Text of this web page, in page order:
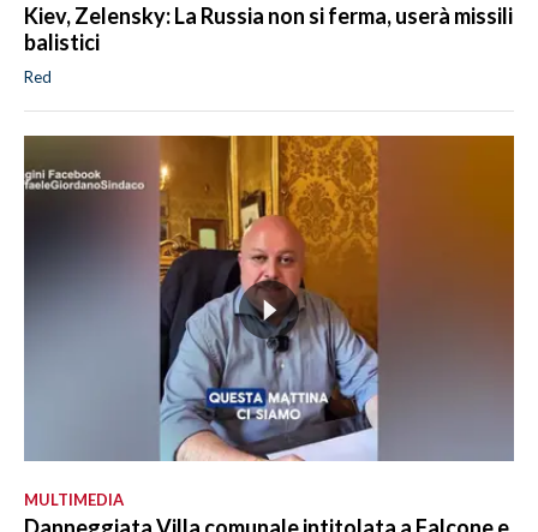
Kiev, Zelensky: La Russia non si ferma, userà missili
balistici
Red
MULTIMEDIA